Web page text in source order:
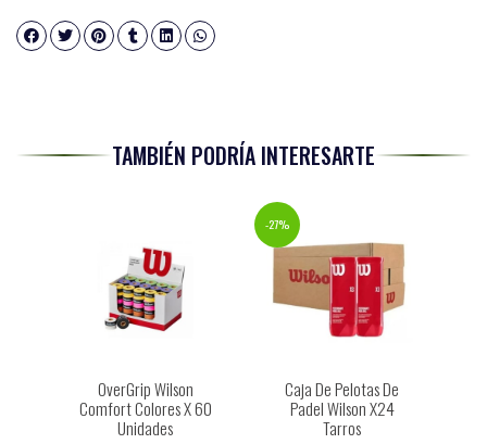
TAMBIÉN PODRÍA INTERESARTE
OverGrip Wilson
Comfort Colores X 60
Unidades
-27%
Caja De Pelotas De
Padel Wilson X24
Tarros